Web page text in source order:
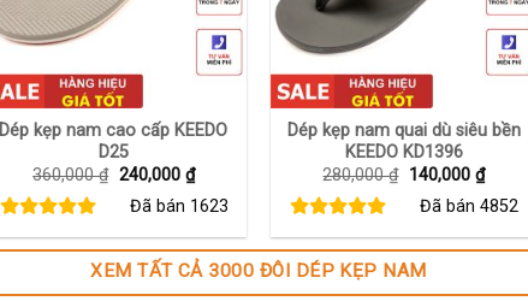
+
Dép kẹp nam cao cấp KEEDO
D25
360,000₫ Giá
là:
240,000 ₫Giá
hiện
tại
240,000 ₫.
Đã bán 1623
+
Dép kẹp nam quai dù siêu bền
KEEDO KD1396
280,000₫ Giá
là:
140,000 ₫Giá
hiện
tại
Đã bán 4852
XEM TẤT CẢ 3000 ĐÔI DÉP KẸP NAM